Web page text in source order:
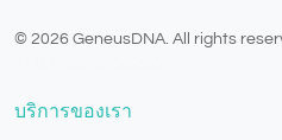
© 2026 GeneusDNA. All rights
บริการของเรา